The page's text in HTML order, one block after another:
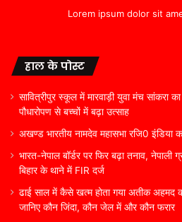
Lorem ipsum dolor sit
हाल के पोस्ट
सावित्रीपुर स्कूल में मारवाड़ी युवा मंच सांकरा
पौधारोपण से बच्चों में बढ़ा उत्साह
अखण्ड भारतीय नामदेव महासभा रजि0 इंडिया
भारत-नेपाल बॉर्डर पर फिर बढ़ा तनाव, नेपाली
बिहार के थाने में FIR दर्ज
ढाई साल में कैसे खत्म होता गया अतीक
जानिए कौन जिंदा, कौन जेल में और कौन फरार